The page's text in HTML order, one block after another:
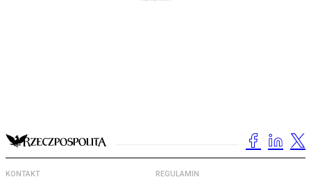
KONTAKT REGULAMIN